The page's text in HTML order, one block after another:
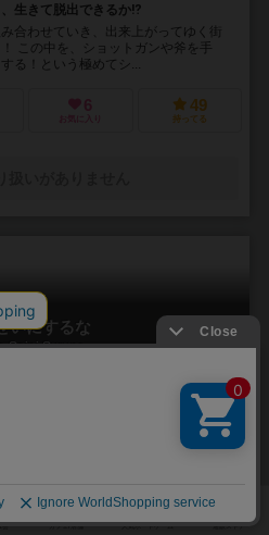
生きて脱出できるか⁉︎
合わせていき、出来上がってゆく街
この中を、ショットガンや斧を手
る！という極めてシ...
6
お気に入り
49
持ってる
いにするな
Seini Suruna
た覚えのないミスや罪を押し付けら